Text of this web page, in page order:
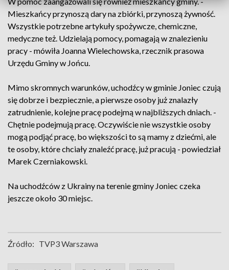
Mieszkańcy przynoszą dary na zbiórki, przynoszą żywność.
Wszystkie potrzebne artykuły spożywcze, chemiczne,
medyczne też. Udzielają pomocy, pomagają w znalezieniu
pracy - mówiła Joanna Wielechowska, rzecznik prasowa
Urzędu Gminy w Jońcu.
Mimo skromnych warunków, uchodźcy w gminie Joniec czują
się dobrze i bezpiecznie, a pierwsze osoby już znalazły
zatrudnienie, kolejne pracę podejmą w najbliższych dniach. -
Chętnie podejmują pracę. Oczywiście nie wszystkie osoby
mogą podjąć pracę, bo większości to są mamy z dziećmi, ale
te osoby, które chciały znaleźć pracę, już pracują - powiedział
Marek Czerniakowski.
Na uchodźców z Ukrainy na terenie gminy Joniec czeka
jeszcze około 30 miejsc.
Źródło: TVP3 Warszawa